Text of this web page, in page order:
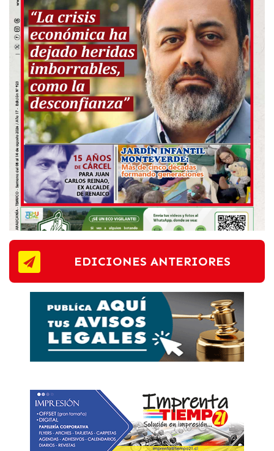
EDICIONES ANTERIORES